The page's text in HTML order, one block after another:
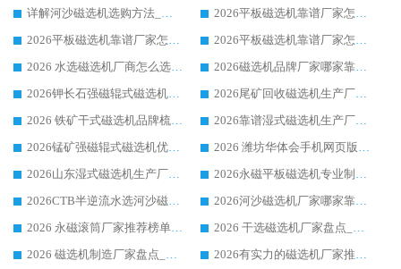
详解河沙磁选机选购方法_除铁器品牌及华体会手机网页版-华体会(中国) 企业解析
2026平板磁选机靠谱厂家怎么选？华体会手机网页版-华体会(中国) 凭硬实力甄选合作品牌
2026平板磁选机靠谱厂家怎么选？华体会手机网页版-华体会(中国) 凭硬实力甄选合作品牌
2026平板磁选机靠谱厂家怎么选？华体会手机网页版-华体会(中国) 凭硬实力甄选合作品牌
2026 水选磁选机厂商怎么选 潍坊华体会手机网页版-华体会(中国) 技术实力强
2026磁选机品牌厂家哪家靠谱?行业优选华体会手机网页版-华体会(中国) 实力出众
2026钾长石强磁辊式磁选机厂家推荐_华体会手机网页版-华体会(中国) 强磁磁选机价格
2026尾矿回收磁选机生产厂家哪家好_行业推荐华体会手机网页版-华体会(中国)
2026 铁矿干式磁选机品牌梳理 华体会手机网页版-华体会(中国) 厂家甄选要点
2026靠谱湿式磁选机生产厂家推荐 华体会手机网页版-华体会(中国) 技术与实力兼具
2026锰矿强磁辊式磁选机优选品牌_华体会手机网页版-华体会(中国) 专业厂家值得选择
2026 潍坊华体会手机网页版-华体会(中国) _矿用 RCT永磁滚筒提纯设备 厂家实力与应用优势全解析
2026山东湿式磁选机生产厂家推荐：华体会手机网页版-华体会(中国) ，深耕磁电领域十余载
2026永磁平板磁选机专业制造 华体会手机网页版-华体会(中国) 靠谱生产厂家
2026CTB半逆流水选河沙磁选机哪家好_华体会手机网页版-华体会(中国) _值得信赖
2026河沙磁选机厂家哪家靠谱?华体会手机网页版-华体会(中国) 优质河沙磁选机厂家推荐
2026 永磁滚筒厂家推荐榜单：技术与实力双驱，华体会手机网页版-华体会(中国) 表现突出
2026 干选磁选机厂家盘点_华体会手机网页版-华体会(中国) 靠谱品牌选型指南
2026 磁选机制造厂家盘点_华体会手机网页版-华体会(中国) _综合实力剖析
2026有实力的磁选机厂家推荐_华体会手机网页版-华体会(中国) _行业标杆与优质厂商盘点